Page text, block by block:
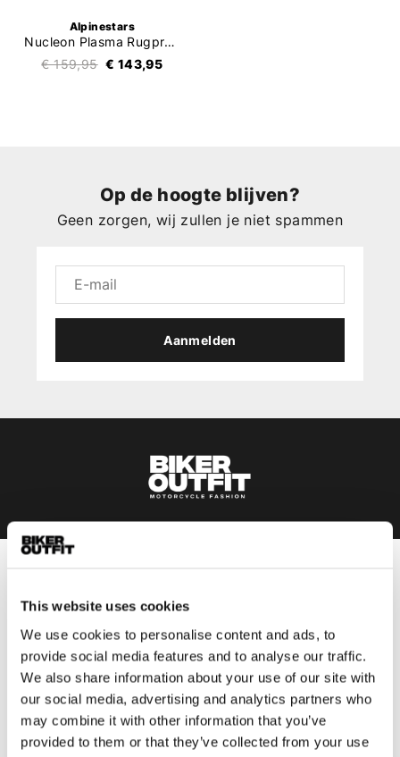
This website uses cookies
We use cookies to personalise content and ads, to
provide social media features and to analyse our traffic.
We also share information about your use of our site with
our social media, advertising and analytics partners who
may combine it with other information that you’ve
provided to them or that they’ve collected from your use
Alpinestars
Nucleon Plasma Rugprotector Strap
€ 159,95 € 143,95
Op de hoogte blijven?
Geen zorgen, wij zullen je niet spammen
Aanmelden
Motorkleding heren
Motorjas heren
Motorbroek heren
Motorpak heren
Motorjeans heren
Motorhoodie heren